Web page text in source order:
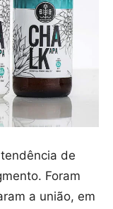
de
Foram
a união, em